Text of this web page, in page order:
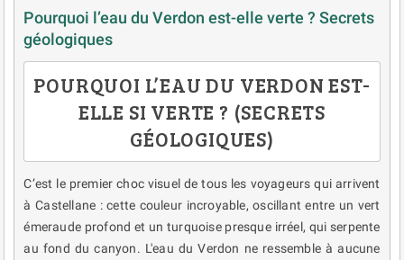
Pourquoi l’eau du Verdon est-elle verte ? Secrets
géologiques
POURQUOI L’EAU DU VERDON EST-
ELLE SI VERTE ? (SECRETS
GÉOLOGIQUES)
C’est le premier choc visuel de tous les voyageurs qui arrivent
à Castellane : cette couleur incroyable, oscillant entre un vert
émeraude profond et un turquoise presque irréel, qui serpente
au fond du canyon. L'eau du Verdon ne ressemble à aucune